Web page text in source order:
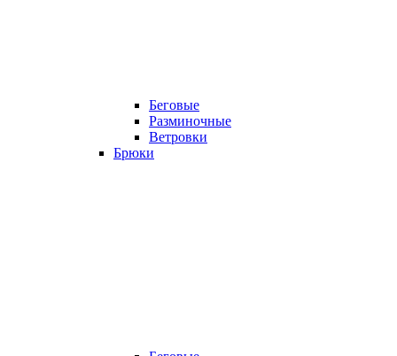
Беговые
Разминочные
Ветровки
Брюки